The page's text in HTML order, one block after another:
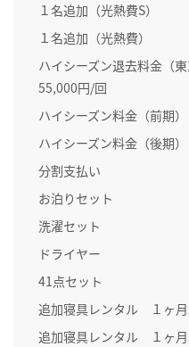
１名追加（光熱費S）
１名追加（光熱費）
ハイシーズン退去料金（東
55,000円/回
ハイシーズン料金（前期）
ハイシーズン料金（後期）
分割支払い
お泊りセット
洗濯セット
ドライヤー
41点セット
追加寝具レンタル １ヶ
追加寝具レンタル １ヶ